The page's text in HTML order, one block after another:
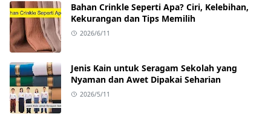
Bahan Crinkle Seperti Apa? Ciri, Kelebihan,
Kekurangan dan Tips Memilih
2026/6/11
Jenis Kain untuk Seragam Sekolah yang
Nyaman dan Awet Dipakai Seharian
2026/5/11